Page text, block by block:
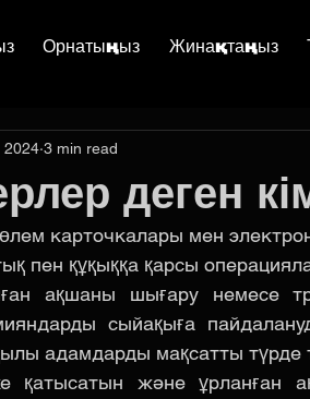
Орнатыңыз Жинақтаңыз
деген
2024 3 min read
карточкалары мен
пен құқыққа қарсы
ақшаны шығару немесе
сыйақыға
адамдарды мақсатты түрде
қатысатын және ұрланған